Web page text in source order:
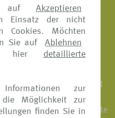
auf
Akzeptieren
Einsatz der nicht
Cookies. Möchten
Sie auf
Ablehnen
hier
detaillierte
zur
die Möglichkeit zur
finden Sie in
und Versicherer. Details
individuell nach
fahren Sie entspannt in
Versicherung
bis 30 Tage vor
Versicherungspakete